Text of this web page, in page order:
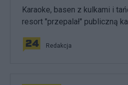
Karaoke, basen z kulkami i
resort "przepalał" publiczną
Redakcja